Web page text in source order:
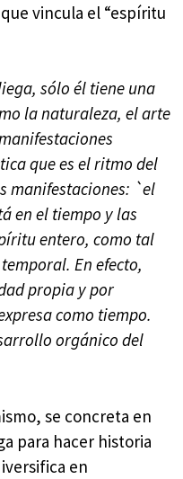
vincula el “espíritu
sólo él tiene una
la naturaleza, el arte
que es el ritmo del
manifestaciones: `el
en el tiempo y las
entero, como tal
En efecto,
propia y por
como tiempo.
orgánico del
se concreta en
para hacer historia
en